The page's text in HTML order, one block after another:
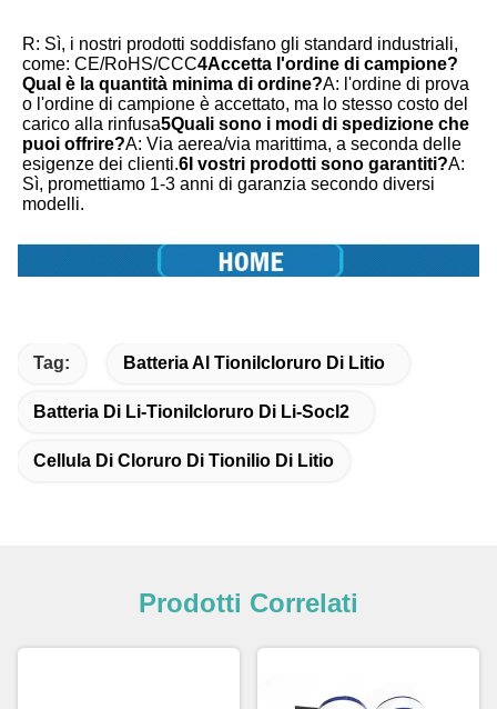
R: Sì, i nostri prodotti soddisfano gli standard industriali,
come: CE/RoHS/CCC4Accetta l'ordine di campione?
Qual è la quantità minima di ordine?A: l'ordine di prova
o l'ordine di campione è accettato, ma lo stesso costo del
carico alla rinfusa5Quali sono i modi di spedizione che
puoi offrire?A: Via aerea/via marittima, a seconda delle
esigenze dei clienti.6I vostri prodotti sono garantiti?A:
Sì, promettiamo 1-3 anni di garanzia secondo diversi
modelli.
Tag: Batteria Al Tionilcloruro Di Litio
Batteria Di Li-Tionilcloruro Di Li-Socl2
Cellula Di Cloruro Di Tionilio Di Litio
Prodotti Correlati